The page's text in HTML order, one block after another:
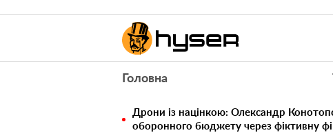
Головна
Дрони із націнкою: Олександр
оборонного бюджету через фіктивну